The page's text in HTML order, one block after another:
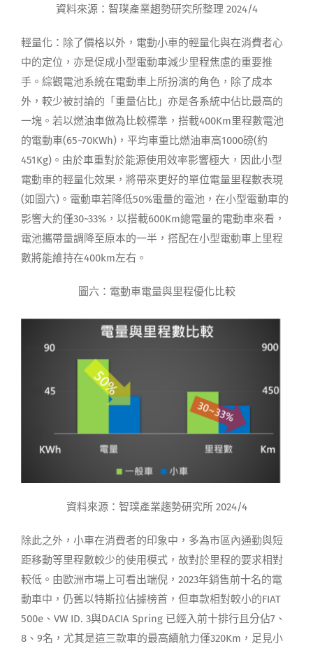
資料來源：智璞產業趨勢研究所整理 2024/4
輕量化：除了價格以外，電動小車的輕量化與在消費者心
中的定位，亦是促成小型電動車減少里程焦慮的重要推
手。綜觀電池系統在電動車上所扮演的角色，除了成本
外，較少被討論的「重量佔比」亦是各系統中佔比最高的
一塊。若以燃油車做為比較標準，搭載400Km里程數電池
的電動車(65~70KWh)，平均車重比燃油車高1000磅(約
451Kg)。由於車重對於能源使用效率影響極大，因此小型
電動車的輕量化效果，將帶來更好的單位電量里程數表現
(如圖六)。電動車若降低50%電量的電池，在小型電動車的
影響大約僅30~33%，以搭載600Km總電量的電動車來看，
電池攜帶量調降至原本的一半，搭配在小型電動車上里程
數將能維持在400km左右。
圖六：電動車電量與里程優化比較
資料來源：智璞產業趨勢研究所 2024/4
除此之外，小車在消費者的印象中，多為市區內通勤與短
距移動等里程數較少的使用模式，故對於里程的要求相對
較低。由歐洲市場上可看出端倪，2023年銷售前十名的電
動車中，仍舊以特斯拉佔據榜首，但車款相對較小的FIAT
500e、VW ID. 3與DACIA Spring 已經入前十排行且分佔7、
8、9名，尤其是這三款車的最高續航力僅320Km，足見小